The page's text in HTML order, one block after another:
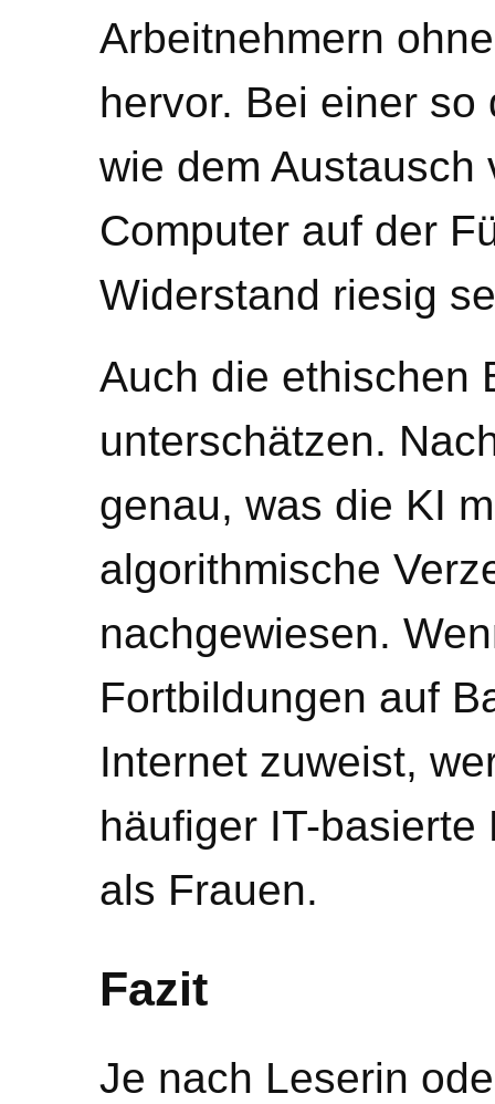
Arbeitnehmern
hervor. Bei einer
wie dem Austausch
Computer auf der
Widerstand riesig
Auch die ethischen
unterschätzen.
genau, was die KI
algorithmische
nachgewiesen.
Fortbildungen auf
Internet zuweist,
häufiger IT-
als Frauen.
Fazit
Je nach Leserin